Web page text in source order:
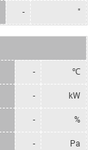
- "
- ℃
- kW
- %
- Pa